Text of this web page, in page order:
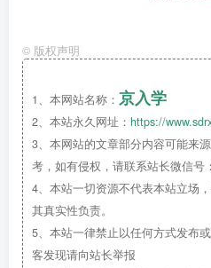
小班：2019年9月1
中班：2018年9月1
期间出生的幼儿
期间出生的幼儿
© 版权声明
1、本网站名称： 京入学
2、本站永久网址： https://
3、本网站的文章部分内容可能来
考，如有侵权，请联系站长微信号
4、本站一切资源不代表本站立场
其真实性负责。
5、本站一律禁止以任何方式发布
客发现请向站长举报